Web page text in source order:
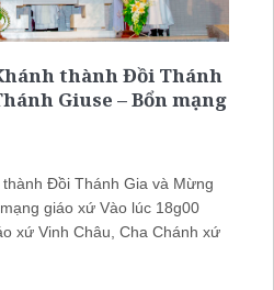
thành Đồi Thánh
Giuse – Bổn mạng
Đồi Thánh Gia và Mừng
giáo xứ Vào lúc 18g00
xứ Vinh Châu, Cha Chánh xứ